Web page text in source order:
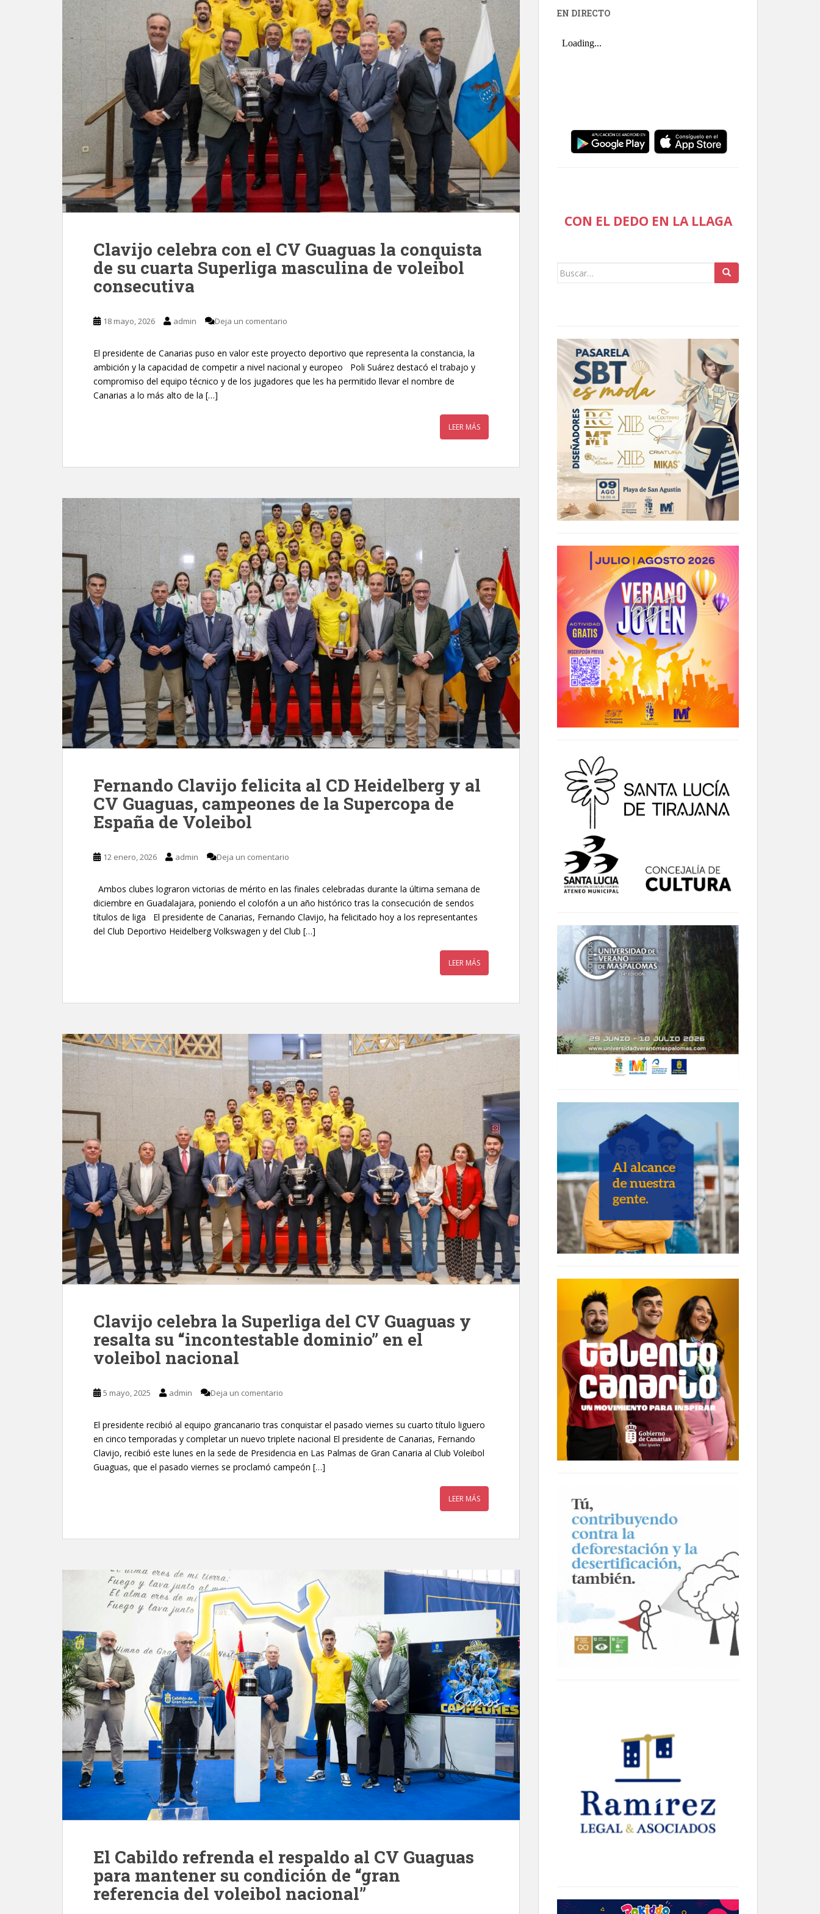
Clavijo celebra con el CV Guaguas la conquista
de su cuarta Superliga masculina de voleibol
consecutiva
18 mayo, 2026 admin Deja un comentario
El presidente de Canarias puso en valor este proyecto deportivo que representa la constancia, la
ambición y la capacidad de competir a nivel nacional y europeo Poli Suárez destacó el trabajo y
compromiso del equipo técnico y de los jugadores que les ha permitido llevar el nombre de
Canarias a lo más alto de la […]
LEER MÁS
Fernando Clavijo felicita al CD Heidelberg y al
CV Guaguas, campeones de la Supercopa de
España de Voleibol
12 enero, 2026 admin Deja un comentario
Ambos clubes lograron victorias de mérito en las finales celebradas durante la última semana de
diciembre en Guadalajara, poniendo el colofón a un año histórico tras la consecución de sendos
títulos de liga El presidente de Canarias, Fernando Clavijo, ha felicitado hoy a los representantes
del Club Deportivo Heidelberg Volkswagen y del Club […]
LEER MÁS
Clavijo celebra la Superliga del CV Guaguas y
resalta su “incontestable dominio” en el
voleibol nacional
5 mayo, 2025 admin Deja un comentario
El presidente recibió al equipo grancanario tras conquistar el pasado viernes su cuarto título liguero
en cinco temporadas y completar un nuevo triplete nacional El presidente de Canarias, Fernando
Clavijo, recibió este lunes en la sede de Presidencia en Las Palmas de Gran Canaria al Club Voleibol
Guaguas, que el pasado viernes se proclamó campeón […]
LEER MÁS
El Cabildo refrenda el respaldo al CV Guaguas
para mantener su condición de “gran
referencia del voleibol nacional”
EN DIRECTO
CON EL DEDO EN LA LLAGA
Buscar: